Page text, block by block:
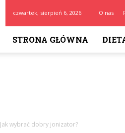
czwartek, sierpień 6, 2026 O nas
STRONA GŁÓWNA
Jak wybrać dobry jonizator?